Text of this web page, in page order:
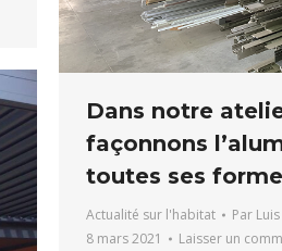
Dans notre
façonnons
toutes ses
Actualité sur l'habitat Par
8 mars 2021
Laisser un